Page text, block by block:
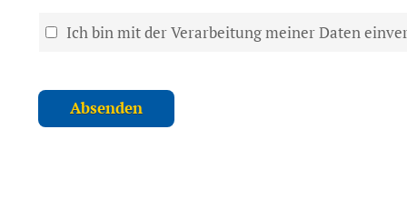
Ich bin mit der Verarbeitung meiner Daten
Absenden